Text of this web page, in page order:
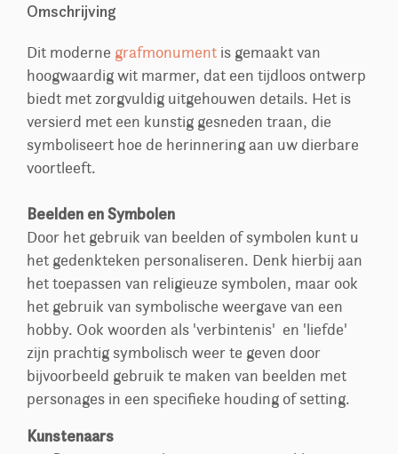
Omschrijving
Dit moderne grafmonument is gemaakt van
hoogwaardig wit marmer, dat een tijdloos ontwerp
biedt met zorgvuldig uitgehouwen details. Het is
versierd met een kunstig gesneden traan, die
symboliseert hoe de herinnering aan uw dierbare
voortleeft.
Beelden en Symbolen
Door het gebruik van beelden of symbolen kunt u
het gedenkteken personaliseren. Denk hierbij aan
het toepassen van religieuze symbolen, maar ook
het gebruik van symbolische weergave van een
hobby. Ook woorden als 'verbintenis' en 'liefde'
zijn prachtig symbolisch weer te geven door
bijvoorbeeld gebruik te maken van beelden met
personages in een specifieke houding of setting.
Kunstenaars